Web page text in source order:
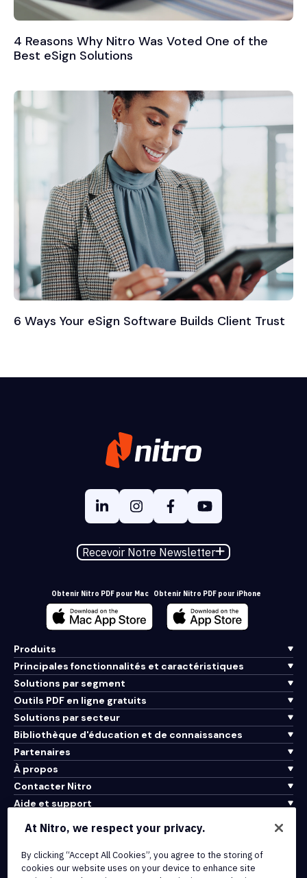
4 Reasons Why Nitro Was Voted One of the
Best eSign Solutions
6 Ways Your eSign Software Builds Client Trust
Recevoir Notre Newsletter
Obtenir Nitro PDF pour Mac Obtenir Nitro PDF pour iPhone
Produits
Principales fonctionnalités et caractéristiques
Solutions par segment
Outils PDF en ligne gratuits
Solutions par secteur
Bibliothèque d'éducation et de connaissances
Partenaires
À propos
Contacter Nitro
Aide et support
Conditions d'utilisation
Politique de cookies
At Nitro, we respect your privacy.
By clicking “Accept All Cookies”, you agree to the storing of
cookies our website uses on your device to enhance site